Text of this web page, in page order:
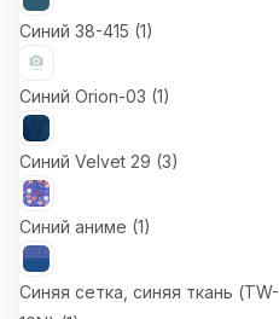
Синий 38-415 (1)
Синий Orion-03 (1)
Синий Velvet 29 (3)
Синий аниме (1)
Синяя сетка, синяя ткань (TW-